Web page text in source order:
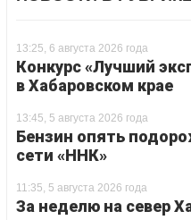
13:25, 6 августа 2026 года
Конкурс «Лучший
в Хабаровском крае
13:45, 5 августа 2026 года
Бензин опять
сети «ННК»
11:35, 5 августа 2026 года
За неделю на север